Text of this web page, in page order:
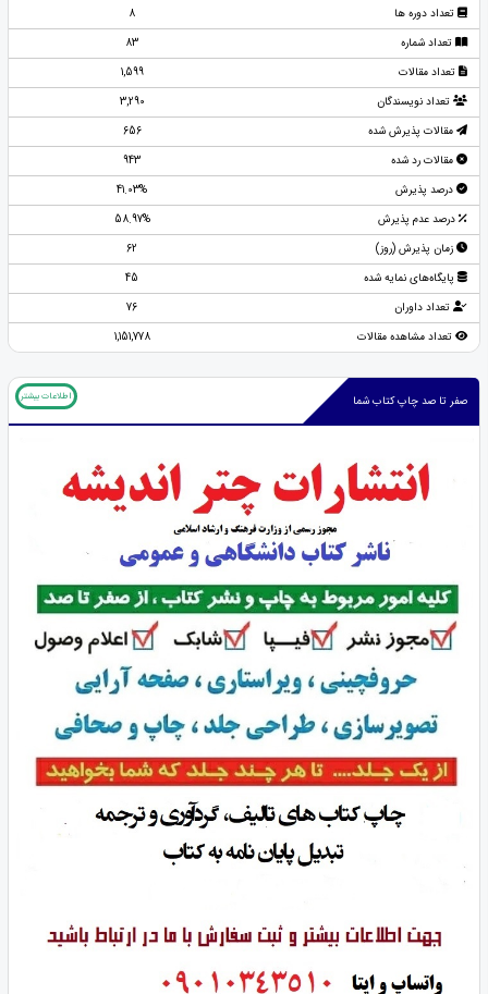
تعداد دوره ها
8
تعداد شماره
83
تعداد مقالات
1,599
تعداد نویسندگان
3,290
مقالات پذیرش شده
656
مقالات رد شده
943
درصد پذیرش
41.03%
درصد عدم پذیرش
58.97%
زمان پذیرش (روز)
62
پایگاه‌های نمایه شده
45
تعداد داوران
76
تعداد مشاهده مقالات
1,151,778
صفر تا صد چاپ کتاب شما اطلاعات بیشتر